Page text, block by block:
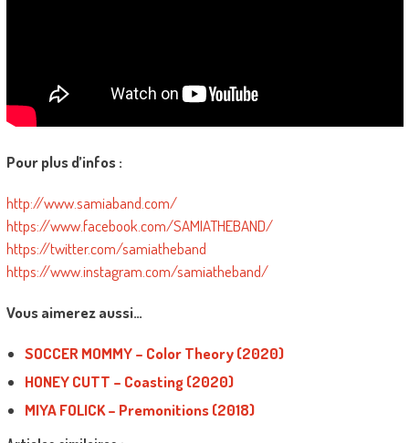
Pour plus d’infos :
http://www.samiaband.com/
https://www.facebook.com/SAMIATHEBAND/
https://twitter.com/samiatheband
https://www.instagram.com/samiatheband/
Vous aimerez aussi…
SOCCER MOMMY – Color Theory (2020)
HONEY CUTT – Coasting (2020)
MIYA FOLICK – Premonitions (2018)